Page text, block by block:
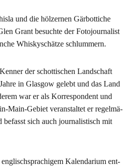
und die höl­zer­nen Gär­bot­ti­che
Grant besuch­te der Foto­jour­na­list
Whis­ky­schät­ze schlummern.
der schot­ti­schen Land­schaft
in Glas­gow gelebt und das Land
war er als Kor­re­spon­dent und
Main-Gebiet ver­an­stal­tet er regel­mä­
befasst sich auch jour­na­lis­tisch mit
Kalen­da­ri­um ent­